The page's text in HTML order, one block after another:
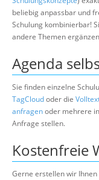
beliebig anpassbar und
Schulung kombinierbar!
andere Themen
Agenda
Sie finden einzelne
TagCloudoder die
anfragenoder mehrere
Anfrage stellen.
Kostenfreie
Gerne erstellen wir